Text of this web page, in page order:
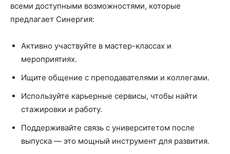
всеми доступными возможностями, которые
предлагает Синергия:
Активно участвуйте в мастер-классах и
мероприятиях.
Ищите общение с преподавателями и коллегами.
Используйте карьерные сервисы, чтобы найти
стажировки и работу.
Поддерживайте связь с университетом после
выпуска — это мощный инструмент для развития.